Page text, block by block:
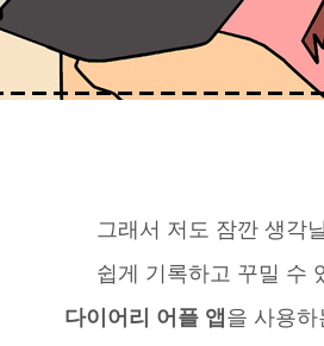
그래서 저도 잠깐 생각
쉽게 기록하고 꾸밀 수
다이어리 어플 앱 을 사용하